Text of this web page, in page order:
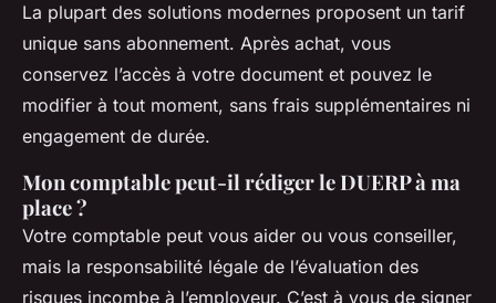
La plupart des solutions modernes proposent un tarif
unique sans abonnement. Après achat, vous
conservez l’accès à votre document et pouvez le
modifier à tout moment, sans frais supplémentaires ni
engagement de durée.
Mon comptable peut-il rédiger le DUERP à ma
place ?
Votre comptable peut vous aider ou vous conseiller,
mais la responsabilité légale de l’évaluation des
risques incombe à l’employeur. C’est à vous de signer